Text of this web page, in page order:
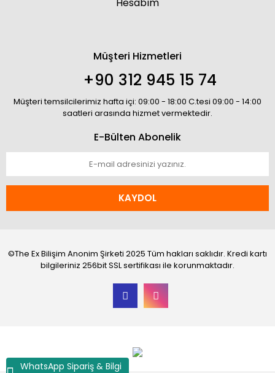
WhatsApp Sipariş & Bilgi
Müşteri Hizmetleri
+90 312 945 15 74
Müşteri temsilcilerimiz hafta içi: 09:00 - 18:00 C.tesi 09:00 - 14:00
saatleri arasında hizmet vermektedir.
E-Bülten Abonelik
KAYDOL
©The Ex Bilişim Anonim Şirketi 2025 Tüm hakları saklıdır. Kredi kartı
bilgileriniz 256bit SSL sertifikası ile korunmaktadır.